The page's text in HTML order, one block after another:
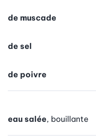
de muscade
de sel
de poivre
eau salée, bouillante